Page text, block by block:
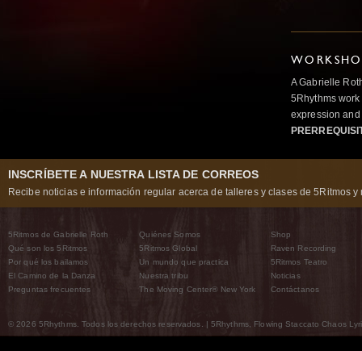
A Gabrielle
5Rhythms
expression
INSCRÍBETE A NUESTRA LISTA DE CORREOS
Recibe noticias e información regular acerca de talleres y clases de 5Ritmos y
5Ritmos de Gabrielle Roth
Qué son los 5Ritmos
Por qué los bailamos
El Camino de la Danza
Preguntas frecuentes
Quiénes Somos
5Ritmos Global
Un mundo que practica
Nuestra tribu
The Moving Center® New York
Shop
Raven Recording
5Ritmos Teatro
Noticias
Contáctanos
© 2026 5Rhythms. Todos los derechos reservados. | 5Rhythms, Flowing Staccato Chaos